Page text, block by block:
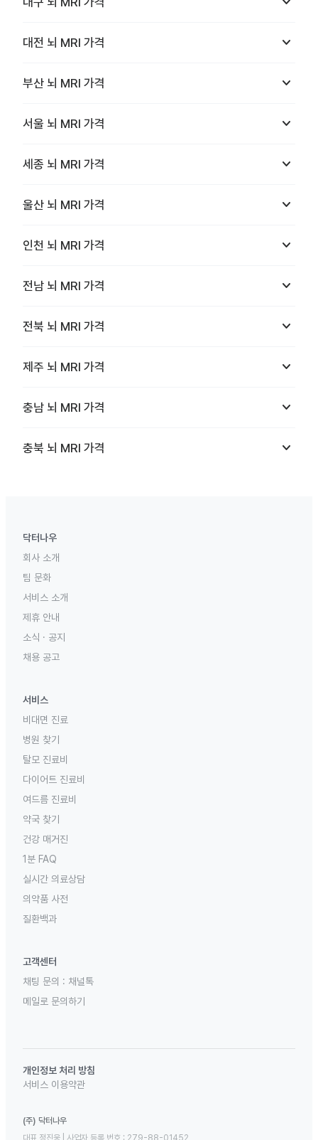
대전 뇌 MRI 가격 keyboard_arrow_down
부산 뇌 MRI 가격 keyboard_arrow_down
서울 뇌 MRI 가격 keyboard_arrow_down
세종 뇌 MRI 가격 keyboard_arrow_down
울산 뇌 MRI 가격 keyboard_arrow_down
인천 뇌 MRI 가격 keyboard_arrow_down
전남 뇌 MRI 가격 keyboard_arrow_down
전북 뇌 MRI 가격 keyboard_arrow_down
제주 뇌 MRI 가격 keyboard_arrow_down
충남 뇌 MRI 가격 keyboard_arrow_down
충북 뇌 MRI 가격 keyboard_arrow_down
닥터나우
회사 소개
팀 문화
서비스 소개
제휴 안내
소식 · 공지
채용 공고
서비스
비대면 진료
병원 찾기
탈모 진료비
다이어트 진료비
여드름 진료비
약국 찾기
건강 매거진
1분 FAQ
실시간 의료상담
의약품 사전
질환백과
고객센터
채팅 문의 : 채널톡
메일로 문의하기
개인정보 처리 방침
서비스 이용약관
(주) 닥터나우
대표 정진웅 | 사업자 등록 번호 : 279-88-01452